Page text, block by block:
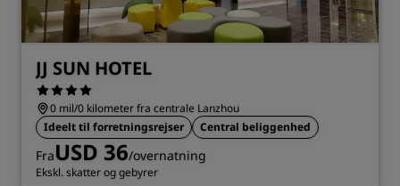
JJ SUN HOTEL
0 mil/0 kilometer fra centrale Lanzhou
Ideelt til forretningsrejser
Central beliggenhed
FraUSD 36/overnatning
Ekskl. skatter og gebyrer